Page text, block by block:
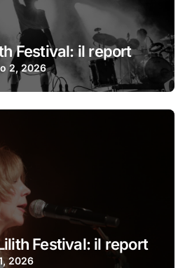
Festival: il report
2, 2026
Festival: il report
2026